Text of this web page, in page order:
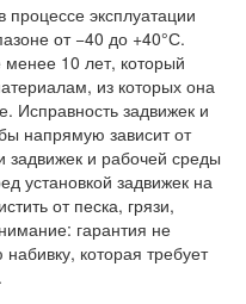
эксплуатации
от −40 до +40°С.
10 лет, который
из которых она
Исправность задвижек и
напрямую зависит от
задвижек и рабочей среды
установкой задвижек на
от песка, грязи,
гарантия не
которая требует